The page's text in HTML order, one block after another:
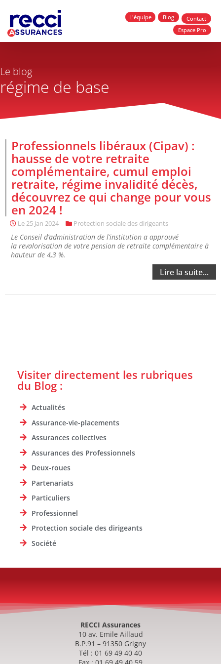
L'équipe Blog
Contact
Espace Pro
Le blog
régime de base
Professionnels libéraux (Cipav) :
hausse de votre retraite
complémentaire, cumul emploi
retraite, régime invalidité décès,
découvrez ce qui change pour vous
en 2024 !
Le25 Jan 2024 Protection sociale des dirigeants
Le Conseil d’administration de l’institution a approuvé
la revalorisation de votre pension de retraite complémentaire à
hauteur de 4,3 %.
Lire la suite...
Visiter directement les rubriques
du Blog :
Actualités
Assurance-vie-placements
Assurances collectives
Assurances des Professionnels
Deux-roues
Partenariats
Particuliers
Professionnel
Protection sociale des dirigeants
Société
RECCI Assurances
10 av. Emile Aillaud
B.P.91 – 91350 Grigny
Tél : 01 69 49 40 40